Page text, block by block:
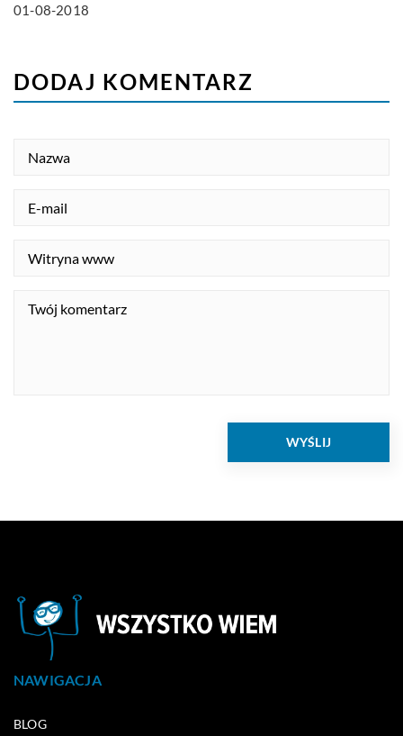
01-08-2018
DODAJ KOMENTARZ
NAWIGACJA
BLOG